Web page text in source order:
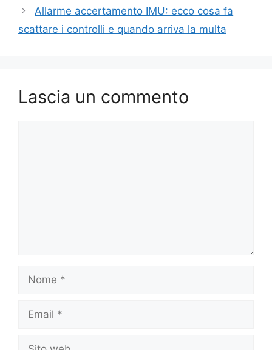
Allarme accertamento IMU: ecco cosa fa
scattare i controlli e quando arriva la multa
Lascia un commento
Nome
Email
Sito